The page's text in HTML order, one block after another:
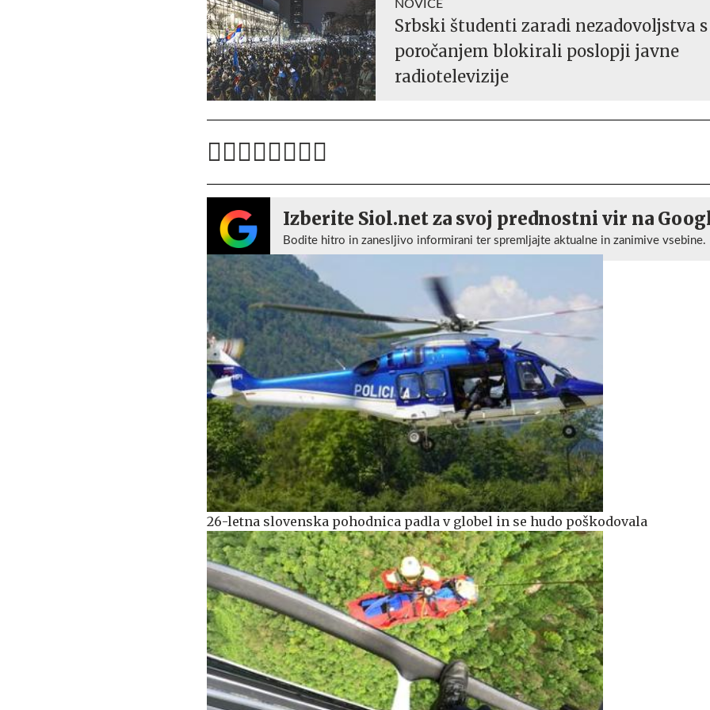
NOVICE
Srbski študenti zaradi nezadovoljstva s
poročanjem blokirali poslopji javne
radiotelevizije
Izberite Siol.net za svoj prednostni vir na
Bodite hitro in zanesljivo informirani ter spremljajte aktualne in zanimive vsebine.
26-letna slovenska pohodnica padla v globel in se hudo poškodovala